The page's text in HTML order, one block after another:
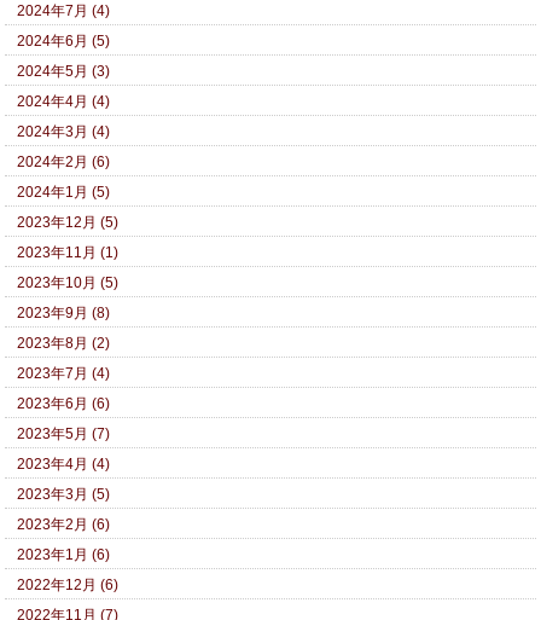
2024年7月 (4)
2024年6月 (5)
2024年5月 (3)
2024年4月 (4)
2024年3月 (4)
2024年2月 (6)
2024年1月 (5)
2023年12月 (5)
2023年11月 (1)
2023年10月 (5)
2023年9月 (8)
2023年8月 (2)
2023年7月 (4)
2023年6月 (6)
2023年5月 (7)
2023年4月 (4)
2023年3月 (5)
2023年2月 (6)
2023年1月 (6)
2022年12月 (6)
2022年11月 (7)